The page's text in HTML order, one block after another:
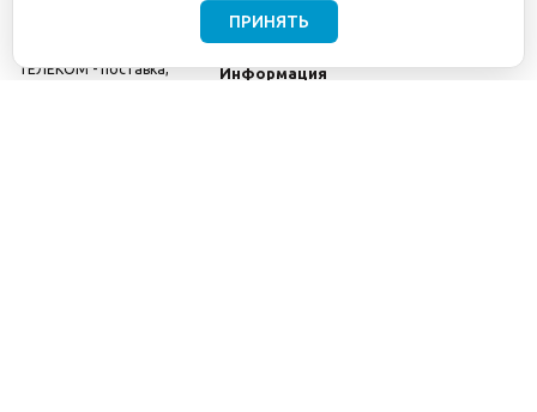
ТЕЛЕКОМ - поставка,
Информация
ПРИНЯТЬ